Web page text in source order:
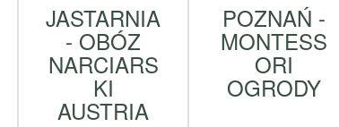
JASTARNIA
- OBÓZ
NARCIARS
KI
AUSTRIA
POZNAŃ -
MONTESS
ORI
OGRODY